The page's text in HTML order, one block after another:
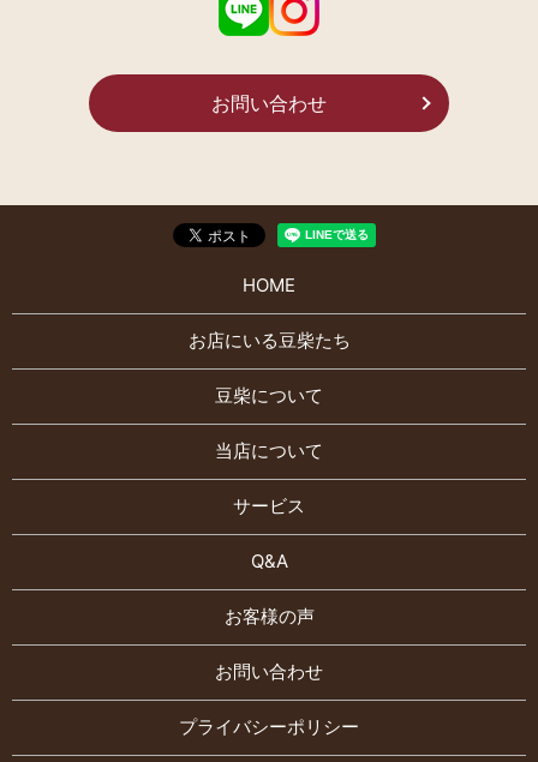
お問い合わせ
HOME
お店にいる豆柴たち
豆柴について
当店について
サービス
Q&A
お客様の声
お問い合わせ
プライバシーポリシー